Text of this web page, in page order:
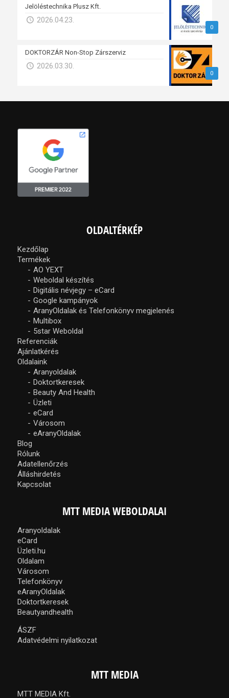
0
Jelöléstechnika Plusz Kft.
2026.04.23.
0
DOKTORZÁR Non-Stop Zárszerviz
2026.03.30.
OLDALTÉRKÉP
Kezdőlap
Termékek
AO YEXT
Weboldal készítés
Digitális névjegy – eCard
Google kampányok
AranyOldalak és Telefonkönyv megjelenés
Multibox
5star Weboldal
Referenciák
Ajánlatkérés
Oldalaink
Aranyoldalak
Doktortkeresek
Beauty And Health
Üzleti
eCard
Városom
eAranyOldalak
Blog
Rólunk
Adatellenőrzés
Álláshirdetés
Kapcsolat
MTT MEDIA WEBOLDALAI
Aranyoldalak
eCard
Üzleti.hu
Oldalam
Városom
Telefonkönyv
eAranyOldalak
Doktortkeresek
Beautyandhealth
ÁSZF
Adatvédelmi nyilatkozat
MTT MEDIA
MTT MEDIA Kft.